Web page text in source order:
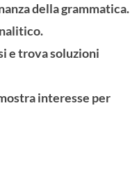
della grammatica.
e trova soluzioni
interesse per